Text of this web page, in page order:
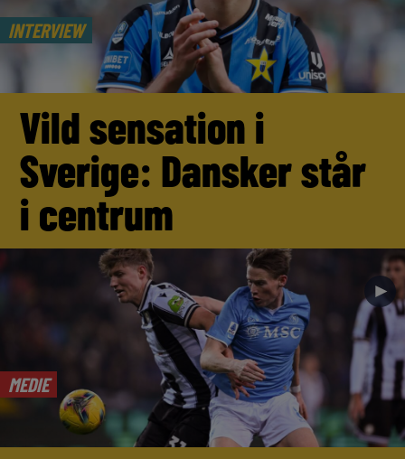
INTERVIEW
Vild sensation i
Sverige: Dansker står
i centrum
MEDIE
►